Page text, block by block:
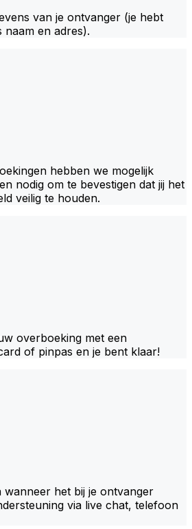
van je ontvanger (je hebt
naam en adres).
hebben we mogelijk
nodig om te bevestigen dat jij het
veilig te houden.
overboeking met een
of pinpas en je bent klaar!
wanneer het bij je ontvanger
via live chat, telefoon